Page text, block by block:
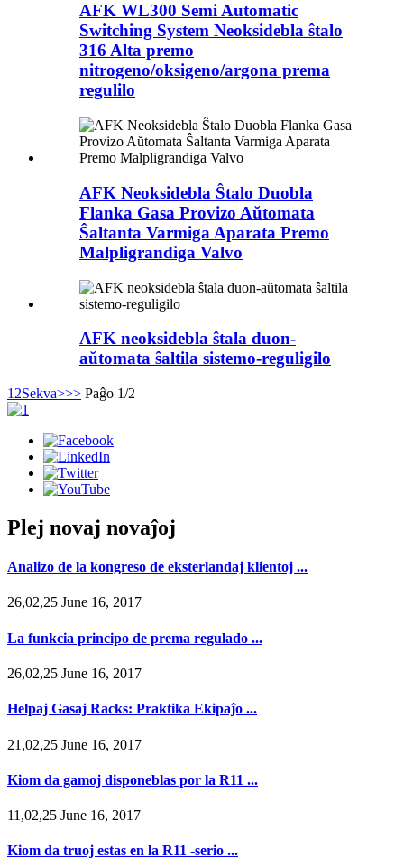
AFK WL300 Semi Automatic
Switching System Neoksidebla ŝtalo
316 Alta premo
nitrogeno/oksigeno/argona prema
regulilo
AFK Neoksidebla Ŝtalo Duobla
Flanka Gasa Provizo Aŭtomata
Ŝaltanta Varmiga Aparata Premo
Malpligrandiga Valvo
AFK neoksidebla ŝtala duon-
aŭtomata ŝaltila sistemo-reguligilo
1 2Sekva>>> Paĝo 1/2
Plej novaj novaĵoj
Analizo de la kongreso de eksterlandaj klientoj ...
26,02,25 June 16, 2017
La funkcia principo de prema regulado ...
26,02,25 June 16, 2017
Helpaj Gasaj Racks: Praktika Ekipaĵo ...
21,02,25 June 16, 2017
Kiom da gamoj disponeblas por la R11 ...
11,02,25 June 16, 2017
Kiom da truoj estas en la R11 -serio ...